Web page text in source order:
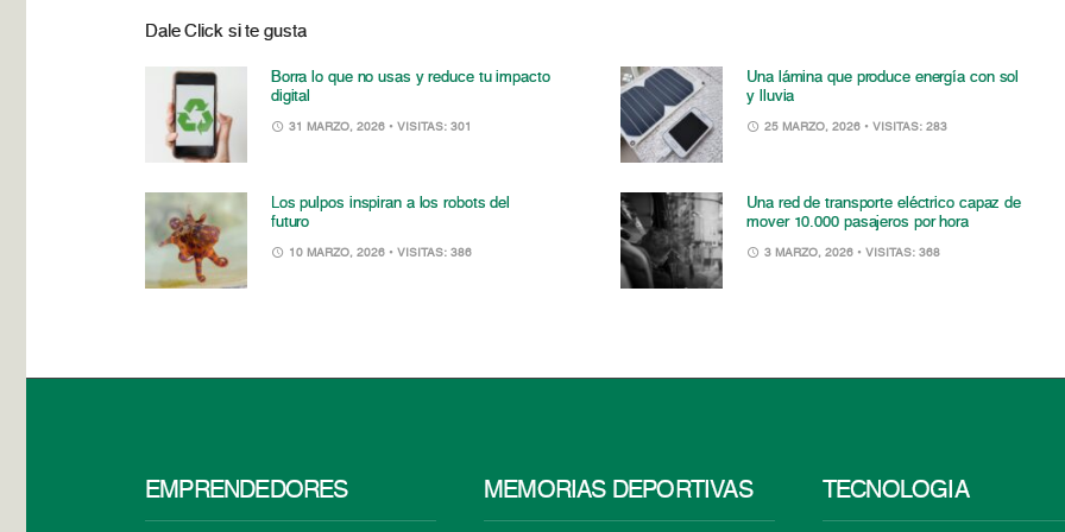
Dale Click si te gusta
Borra lo que no usas y reduce tu impacto
digital
31 MARZO, 2026 • VISITAS: 301
Una lámina que produce energía con sol
y lluvia
25 MARZO, 2026 • VISITAS: 283
Los pulpos inspiran a los robots del
futuro
10 MARZO, 2026 • VISITAS: 386
Una red de transporte eléctrico capaz de
mover 10.000 pasajeros por hora
3 MARZO, 2026 • VISITAS: 368
EMPRENDEDORES MEMORIAS DEPORTIVAS TECNOLOGÍA